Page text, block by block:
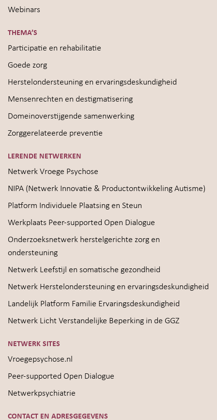
Webinars
THEMA’S
Participatie en rehabilitatie
Goede zorg
Herstelondersteuning en ervaringsdeskundigheid
Mensenrechten en destigmatisering
Domeinoverstijgende samenwerking
Zorggerelateerde preventie
LERENDE NETWERKEN
Netwerk Vroege Psychose
NIPA (Netwerk Innovatie & Productontwikkeling Autisme)
Platform Individuele Plaatsing en Steun
Werkplaats Peer-supported Open Dialogue
Onderzoeksnetwerk herstelgerichte zorg en
ondersteuning
Netwerk Leefstijl en somatische gezondheid
Netwerk Herstelondersteuning en ervaringsdeskundigheid
Landelijk Platform Familie Ervaringsdeskundigheid
Netwerk Licht Verstandelijke Beperking in de GGZ
NETWERK SITES
Vroegepsychose.nl
Peer-supported Open Dialogue
Netwerkpsychiatrie
CONTACT EN ADRESGEGEVENS